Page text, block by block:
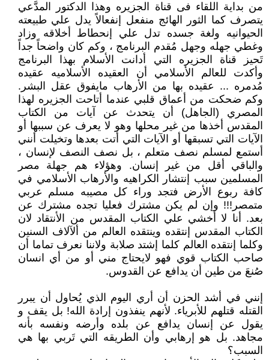
من بداية اللقاء فى قناة الجزيره وهذا الدكتور المدَّعي
يتصرف كما الثور الهائج منفعل إنفعالاً يدل علي طبيعته
الحيوانيه ولغة جسده تدل علي إنحطاط أخلاقه وزاد
وغطي جهله وجهل مُقدم البرنامج ، وكم كان واضحاً جداً
تَحيز قناة الجزيره التي أدانت الأسلام بهذا البرنامج
وأكدت للعالم الأسلامي أن العقيده الأسلاميه عقيده
مُدمره ... عقيده بها من الأرهاب مايفوق عقل البشر.
وكم ضحكت من أعماق قلبي عندما أتاحت الجزيره لهذا
المصري (الجاهل) أن يتحدث عن آيات من الكتاب
المقدس أخذها من غير محلها وهو لا يعرف عن سببها أو
الآيات التي تسبقها أو الآيات التي أتت بعدها وتخيلت أنني
أستمع لمسلم نصف متعلم ، بل نصف النصف لإنسان ،
والباقي أقل من غير إنسان. وهؤلاء هم جهلة مصر
المسلمين سبب إنتشار الكراهيه والأرهاب الأسلامي في
كافة ربوع الأرض فتجد وراء كل مصيبه مسلم عربي
متمصر!!! وإن لم يكن مشترك فعليا تجده مشترك عن
بعد. أنا لا أخشي علي الكتاب المقدس من الأنتقاد لان
الكتاب المقدس إنتقده وينتقده العالم من ألآلاف السنين
وكلما إنتقده العالم كلما إشتد صلابة ولاننا نعرف تماما أن
صاحب الكتاب قوي فهو لايحتاج مني أو من أي انسان
صُنعَ من طين أن يدافع عن القدوس.
إنني في أشد الحزن أن أري اليوم الذي يُحاول أن يبرر
القتله قتلهم للأبرياء. لأنهم ينفذون إرادة الله! بل يقف و
يقول عن إنسان يدافع عن بلده وأرضه ونفسه بأنه
مجاهد. بل هو إرهابي وأن الطريقه التي تَربي بها هي
السبب؟